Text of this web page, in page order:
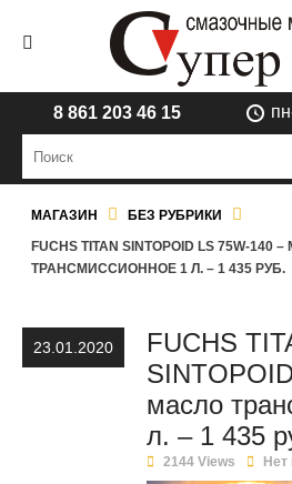
8 861 203 46 15
МАГАЗИН
БЕЗ РУБРИКИ
FUCHS TITAN SINTOPOID LS 75W-140
ТРАНСМИССИОННОЕ 1 Л. – 1 435 РУБ.
23.01.2020
FUCHS
масло
л. – 1 435
2144 Views Нет